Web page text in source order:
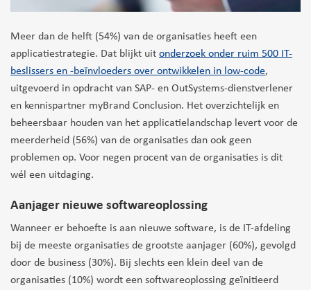
Meer dan de helft (54%) van de organisaties heeft een
applicatiestrategie. Dat blijkt uit onderzoek onder ruim 500 IT-
beslissers en -beïnvloeders over ontwikkelen in low-code,
uitgevoerd in opdracht van SAP- en OutSystems-dienstverlener
en kennispartner myBrand Conclusion. Het overzichtelijk en
beheersbaar houden van het applicatielandschap levert voor de
meerderheid (56%) van de organisaties dan ook geen
problemen op. Voor negen procent van de organisaties is dit
wél een uitdaging.
Aanjager nieuwe softwareoplossing
Wanneer er behoefte is aan nieuwe software, is de IT-afdeling
bij de meeste organisaties de grootste aanjager (60%), gevolgd
door de business (30%). Bij slechts een klein deel van de
organisaties (10%) wordt een softwareoplossing geïnitieerd